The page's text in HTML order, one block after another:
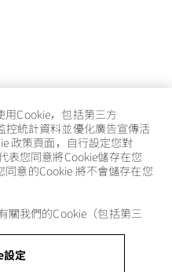
Cookie，包括第三方
控統計資料並優化廣告宣傳活
政策頁面，自行設定您對
表您同意將Cookie儲存在您
意的Cookie 將不會儲存在您
關我們的Cookie（包括第三
定